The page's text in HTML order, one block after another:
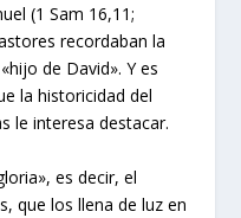
(1 Sam 16,11;
recordaban la
de David». Y es
la historicidad del
le interesa destacar.
es decir, el
que los llena de luz en